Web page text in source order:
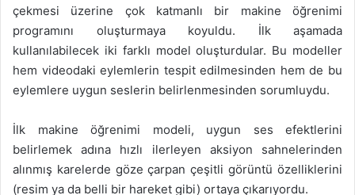
çekmesi üzerine çok katmanlı bir makine öğrenimi
programını oluşturmaya koyuldu. İlk aşamada
kullanılabilecek iki farklı model oluşturdular. Bu modeller
hem videodaki eylemlerin tespit edilmesinden hem de bu
eylemlere uygun seslerin belirlenmesinden sorumluydu.
İlk makine öğrenimi modeli, uygun ses efektlerini
belirlemek adına hızlı ilerleyen aksiyon sahnelerinden
alınmış karelerde göze çarpan çeşitli görüntü özelliklerini
(resim ya da belli bir hareket gibi) ortaya çıkarıyordu.